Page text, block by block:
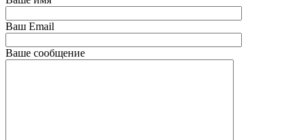
Ваш Email
Ваше сообщение